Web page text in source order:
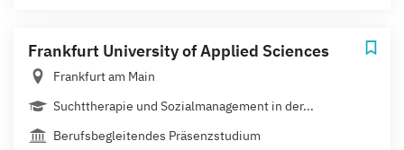
Frankfurt University of Applied Sciences
Frankfurt am Main
Suchttherapie und Sozialmanagement in der...
Berufsbegleitendes Präsenzstudium